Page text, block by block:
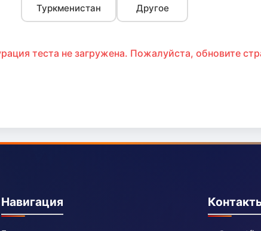
Туркменистан Другое
теста не загружена. Пожалуйста, обновите
Навигация